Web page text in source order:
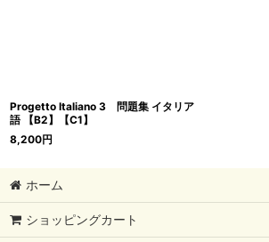
Progetto Italiano 3 問題集 イタリア
語 【B2】【C1】
8,200円
ホーム
ショッピングカート